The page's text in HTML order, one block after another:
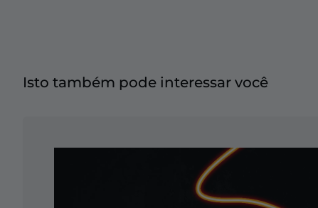
Isto também pode interessar você